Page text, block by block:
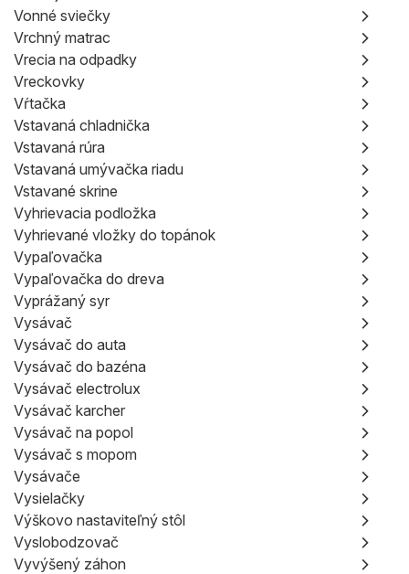
Vonné sviečky
Vrchný matrac
Vrecia na odpadky
Vreckovky
Vŕtačka
Vstavaná chladnička
Vstavaná rúra
Vstavaná umývačka riadu
Vstavané skrine
Vyhrievacia podložka
Vyhrievané vložky do topánok
Vypaľovačka
Vypaľovačka do dreva
Vyprážaný syr
Vysávač
Vysávač do auta
Vysávač do bazéna
Vysávač electrolux
Vysávač karcher
Vysávač na popol
Vysávač s mopom
Vysávače
Vysielačky
Výškovo nastaviteľný stôl
Vyslobodzovač
Vyvýšený záhon